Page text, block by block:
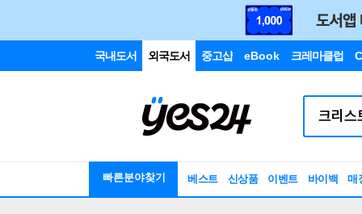
국내도서 외국도서 중고샵 eBook 크레마클럽
빠른분야찾기 베스트 신상품 이벤트 바이백 매